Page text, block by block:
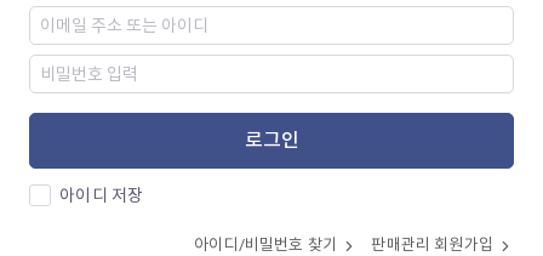
로그인
아이디 저장
아이디/비밀번호 찾기 판매관리 회원가입